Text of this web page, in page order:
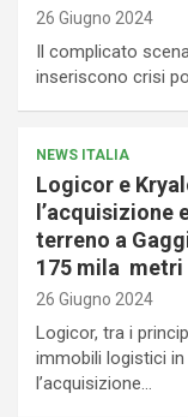
26 Giugno 2024
Il complicato
inseriscono crisi
NEWS ITALIA
Logicor e
l’acquisizione
terreno a
175 mila metri
26 Giugno 2024
Logicor, tra i
immobili logistici in
l’acquisizione…